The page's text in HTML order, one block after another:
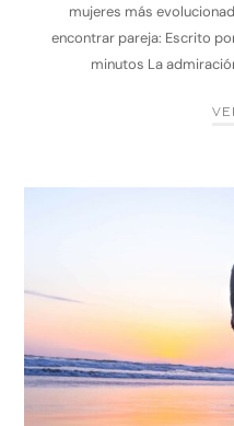
mujeres más
encontrar pareja: Escrito
minutos La